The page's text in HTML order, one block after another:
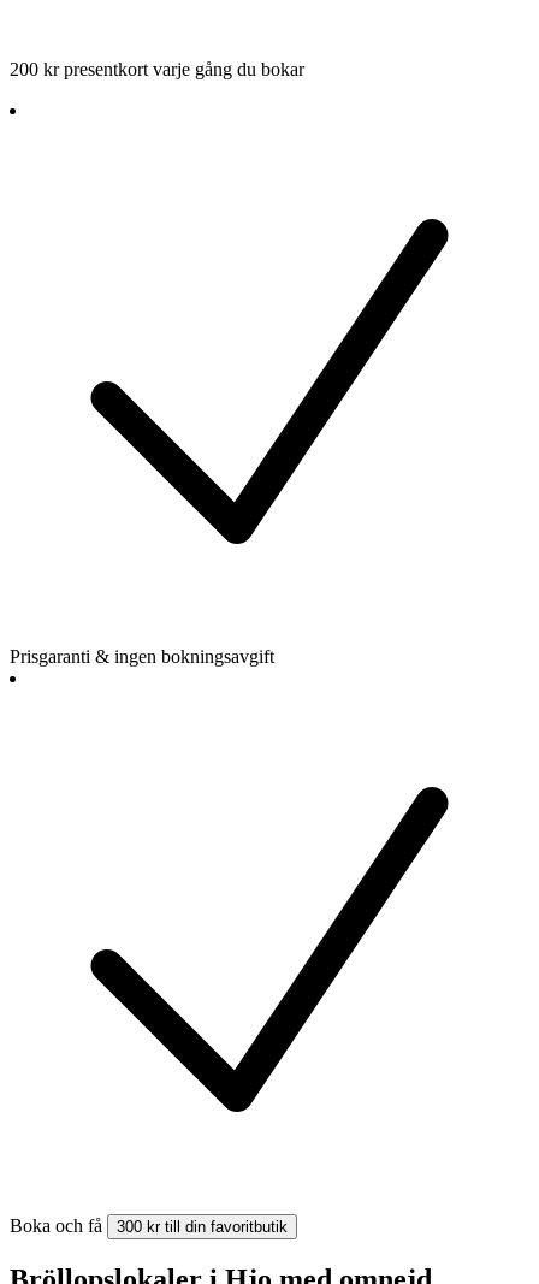
200 kr presentkort varje gång du bokar
Prisgaranti & ingen bokningsavgift
Boka och få 300 kr till din favoritbutik